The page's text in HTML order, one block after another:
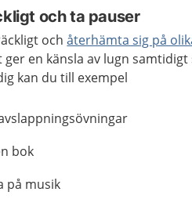
och ta pauser
ochåterhämta sig på
ger en känsla av lugn
kan du till exempel
bok
på musik